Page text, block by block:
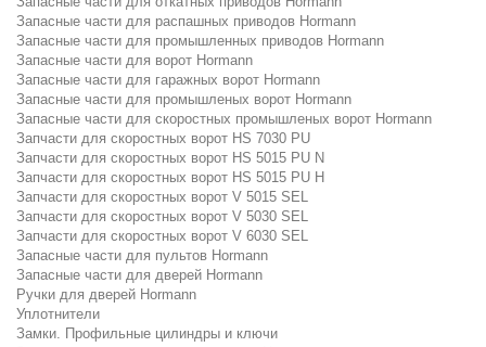
Запасные части для распашных приводов Hormann
Запасные части для промышленных приводов Hormann
Запасные части для ворот Hormann
Запасные части для гаражных ворот Hormann
Запасные части для промышленых ворот Hormann
Запасные части для скоростных промышленых ворот Hormann
Запчасти для скоростных ворот HS 7030 PU
Запчасти для скоростных ворот HS 5015 PU N
Запчасти для скоростных ворот HS 5015 PU H
Запчасти для скоростных ворот V 5015 SEL
Запчасти для скоростных ворот V 5030 SEL
Запчасти для скоростных ворот V 6030 SEL
Запасные части для пультов Hormann
Запасные части для дверей Hormann
Ручки для дверей Hormann
Уплотнители
Замки. Профильные цилиндры и ключи